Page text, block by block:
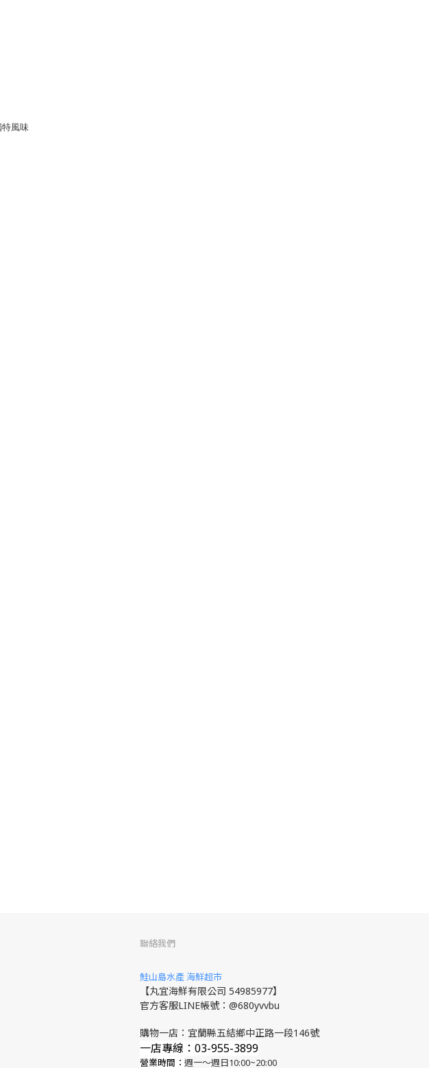
風味
聯絡我們
鮭山島水產 海鮮超市
【丸宜海鮮有限公司 54985977】
官方客服LINE帳號：@680yvvbu
購物一店：宜蘭縣五結鄉中正路一段146號
一店專線：03-955-3899
營業時間： 週一～週日10:00~20:00